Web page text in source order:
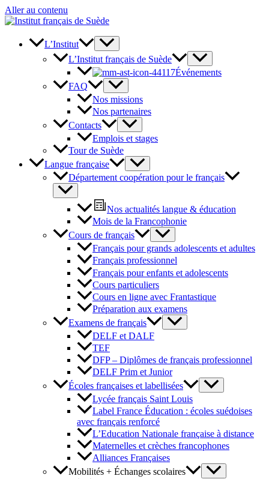
Aller au contenu
L’Institut
L’Institut français de Suède
Événements
FAQ
Nos missions
Nos partenaires
Contacts
Emplois et stages
Tour de Suède
Langue française
Département coopération pour le français
Nos actualités langue & éducation
Mois de la Francophonie
Cours de français
Français pour grands adolescents et adultes
Français professionnel
Français pour enfants et adolescents
Cours particuliers
Cours en ligne avec Frantastique
Préparation aux examens
Examens de français
DELF et DALF
TEF
DFP – Diplômes de français professionnel
DELF Prim et Junior
Écoles françaises et labellisées
Lycée français Saint Louis
Label France Éducation : écoles suédoises
avec français renforcé
L’Education Nationale française à distance
Maternelles et crèches francophones
Alliances Françaises
Mobilités + Échanges scolaires